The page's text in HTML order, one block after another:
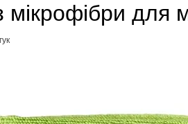
мікрофібри для